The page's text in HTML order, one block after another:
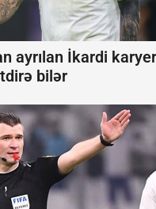
ayrılan İkardi
bilər